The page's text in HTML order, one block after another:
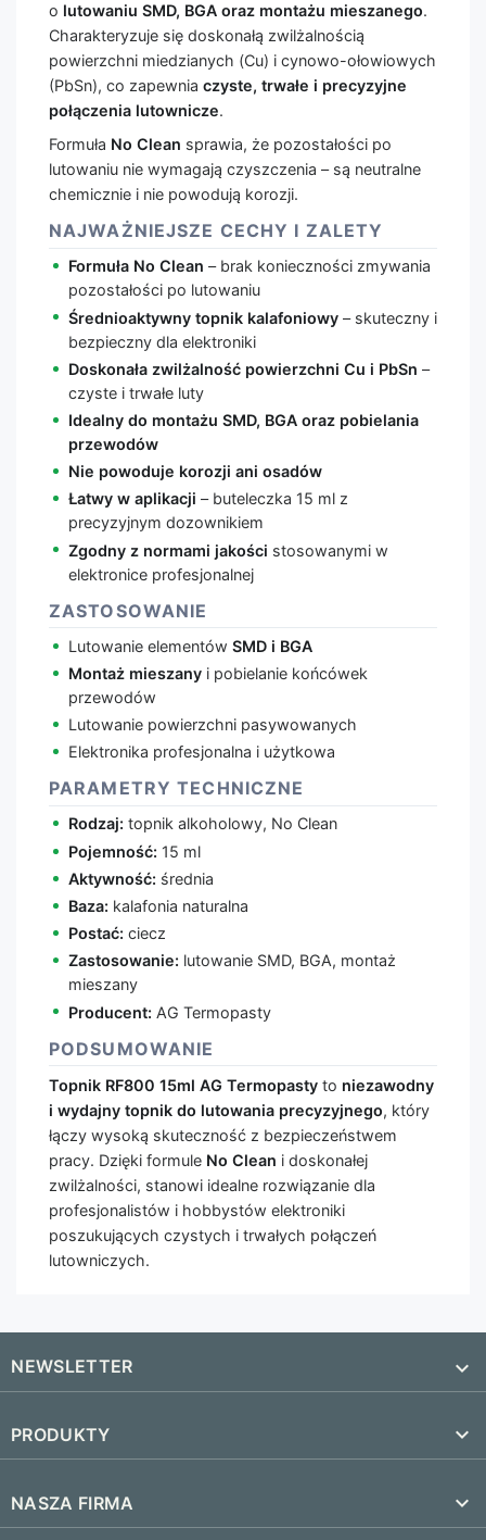
o lutowaniu SMD, BGA oraz montażu mieszanego.
Charakteryzuje się doskonałą zwilżalnością
powierzchni miedzianych (Cu) i cynowo-ołowiowych
(PbSn), co zapewnia czyste, trwałe i precyzyjne
połączenia lutownicze.
Formuła No Clean sprawia, że pozostałości po
lutowaniu nie wymagają czyszczenia – są neutralne
chemicznie i nie powodują korozji.
NAJWAŻNIEJSZE CECHY I ZALETY
Formuła No Clean – brak konieczności zmywania
pozostałości po lutowaniu
Średnioaktywny topnik kalafoniowy– skuteczny i
bezpieczny dla elektroniki
Doskonała zwilżalność powierzchni Cu i PbSn –
czyste i trwałe luty
Idealny do montażu SMD, BGA oraz pobielania
przewodów
Nie powoduje korozji ani osadów
Łatwy w aplikacji – buteleczka 15 ml z
precyzyjnym dozownikiem
Zgodny z normami jakości stosowanymi w
elektronice profesjonalnej
ZASTOSOWANIE
Lutowanie elementów SMD i BGA
Montaż mieszanyi pobielanie końcówek
przewodów
Lutowanie powierzchni pasywowanych
Elektronika profesjonalna i użytkowa
PARAMETRY TECHNICZNE
Rodzaj: topnik alkoholowy, No Clean
Pojemność: 15 ml
Aktywność: średnia
Baza: kalafonia naturalna
Postać: ciecz
Zastosowanie: lutowanie SMD, BGA, montaż
mieszany
Producent: AG Termopasty
PODSUMOWANIE
Topnik RF800 15ml AG Termopasty to niezawodny
i wydajny topnik do lutowania precyzyjnego, który
łączy wysoką skuteczność z bezpieczeństwem
pracy. Dzięki formule No Clean i doskonałej
zwilżalności, stanowi idealne rozwiązanie dla
profesjonalistów i hobbystów elektroniki
poszukujących czystych i trwałych połączeń
lutowniczych.
NEWSLETTER 
PRODUKTY 
Najczęściej kupowane
NASZA FIRMA 